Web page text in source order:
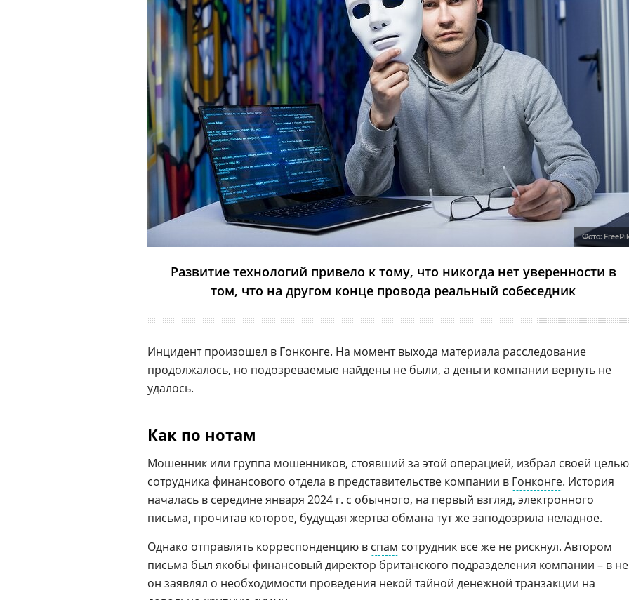
Фото:
Развитие технологий привело к тому, что никогда нет уверенности в
том, что на другом конце провода реальный собеседник
Инцидент произошел в Гонконге. На момент выхода материала расследование
продолжалось, но подозреваемые найдены не были, а деньги компании вернуть не
удалось.
Как по нотам
Мошенник или группа мошенников, стоявший за этой операцией, избрал своей целью
сотрудника финансового отдела в представительстве компании в Гонконге. История
началась в середине января 2024 г. с обычного, на первый взгляд, электронного
письма, прочитав которое, будущая жертва обмана тут же заподозрила неладное.
Однако отправлять корреспонденцию в спам сотрудник все же не рискнул. Автором
письма был якобы финансовый директор британского подразделения компании – в
он заявлял о необходимости проведения некой тайной денежной транзакции на